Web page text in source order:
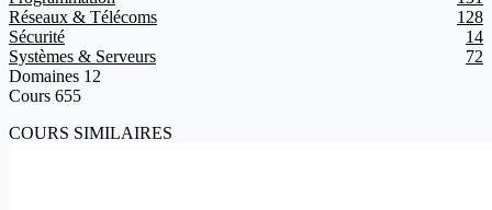
Réseaux & Télécoms
128
Sécurité
14
Systèmes & Serveurs
72
Domaines 12
Cours 655
COURS SIMILAIRES